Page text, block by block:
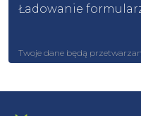
Ładowanie
Twoje dane będą